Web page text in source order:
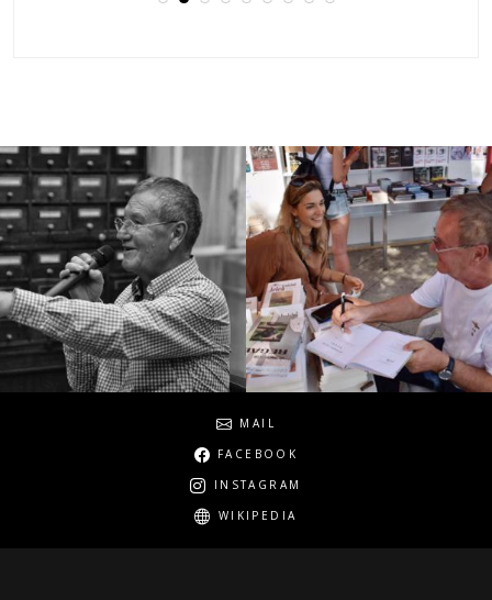
MAIL
FACEBOOK
INSTAGRAM
WIKIPEDIA